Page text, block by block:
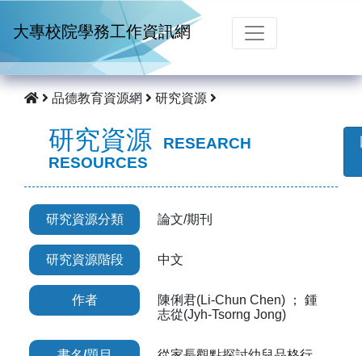
大專校院學務工作資訊網
品德教育資源網 研究資源
研究資源
RESEARCH
RESOURCES
研究資源分類 論文/期刊
研究資源階段 中文
作者
陳俐君(Li-Chun Chen) ； 鍾
志從(Jyh-Tsorng Jong)